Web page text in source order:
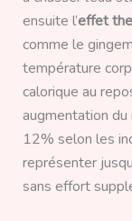
ensuite l’effet
comme le
température
calorique au
augmentation
12% selon les
représenter
sans effort